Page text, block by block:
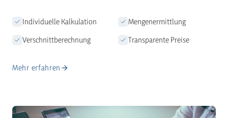
Individuelle Kalkulation
Mengenermittlung
Verschnittberechnung
Transparente Preise
Mehr erfahren